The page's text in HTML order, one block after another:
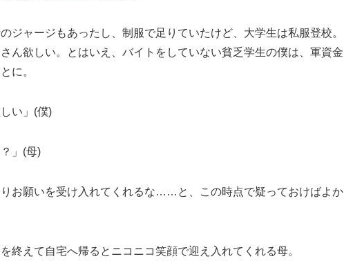
ジャージもあったし、制服で足りていたけど、大学生は私服登校。
ん欲しい。とはいえ、バイトをしていない貧乏学生の僕は、軍資金
に。
い」(僕)
」(母)
お願いを受け入れてくれるな……と、この時点で疑っておけばよか
終えて自宅へ帰るとニコニコ笑顔で迎え入れてくれる母。